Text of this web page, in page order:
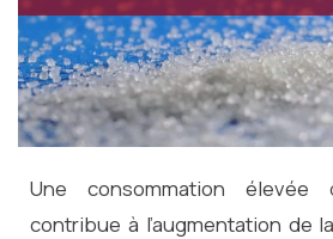
Une consommation
contribue à l’augmentation de